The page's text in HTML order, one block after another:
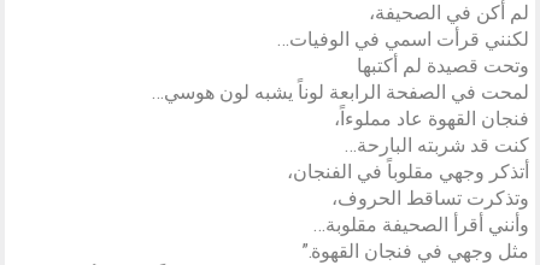
لم أكن في الصحيفة،
لكنني قرأت اسمي في الوفيات…
وتحت قصيدة لم أكتبها
لمحت في الصفحة الرابعة لوناً يشبه لون هوسي…
فنجان القهوة عاد مملوءاً،
كنت قد شربته البارحة…
أتذكر وجهي مقلوباً في الفنجان،
وتذكرت تساقط الحروف،
وأنني أقرأ الصحيفة مقلوبة…
مثل وجهي في فنجان القهوة.”